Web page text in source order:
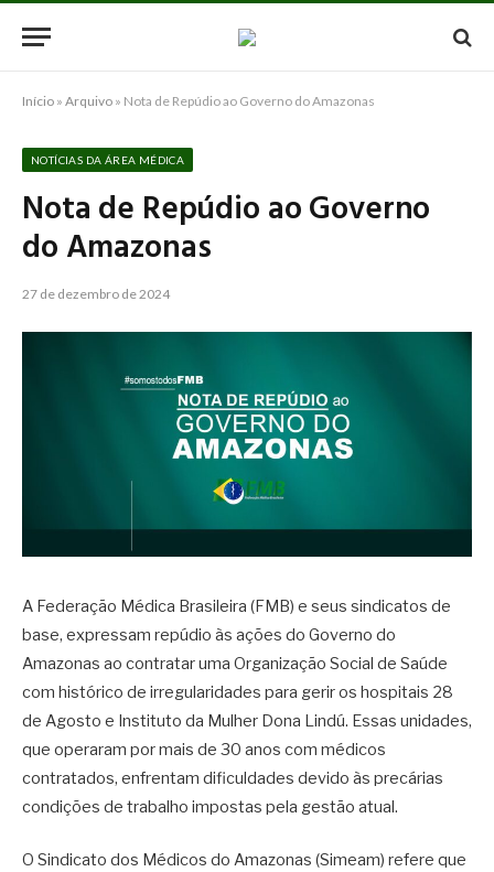
Início » Arquivo » Nota de Repúdio ao Governo do Amazonas
NOTÍCIAS DA ÁREA MÉDICA
Nota de Repúdio ao Governo
do Amazonas
27 de dezembro de 2024
A Federação Médica Brasileira (FMB) e seus sindicatos de
base, expressam repúdio às ações do Governo do
Amazonas ao contratar uma Organização Social de Saúde
com histórico de irregularidades para gerir os hospitais 28
de Agosto e Instituto da Mulher Dona Lindú. Essas unidades,
que operaram por mais de 30 anos com médicos
contratados, enfrentam dificuldades devido às precárias
condições de trabalho impostas pela gestão atual.
O Sindicato dos Médicos do Amazonas (Simeam) refere que